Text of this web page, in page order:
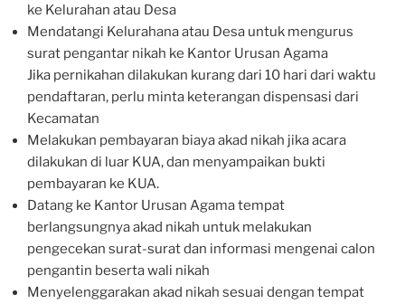
ke Kelurahan atau Desa
Mendatangi Kelurahana atau Desa untuk mengurus
surat pengantar nikah ke Kantor Urusan Agama
Jika pernikahan dilakukan kurang dari 10 hari dari waktu
pendaftaran, perlu minta keterangan dispensasi dari
Kecamatan
Melakukan pembayaran biaya akad nikah jika acara
dilakukan di luar KUA, dan menyampaikan bukti
pembayaran ke KUA.
Datang ke Kantor Urusan Agama tempat
berlangsungnya akad nikah untuk melakukan
pengecekan surat-surat dan informasi mengenai calon
pengantin beserta wali nikah
Menyelenggarakan akad nikah sesuai dengan tempat